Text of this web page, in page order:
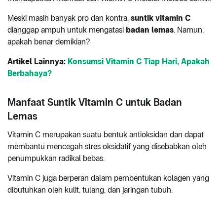
Meski masih banyak pro dan kontra, suntik vitamin C
dianggap ampuh untuk mengatasi badan lemas. Namun,
apakah benar demikian?
Artikel Lainnya: Konsumsi Vitamin C Tiap Hari, Apakah
Berbahaya?
Manfaat Suntik Vitamin C untuk Badan
Lemas
Vitamin C merupakan suatu bentuk antioksidan dan dapat
membantu mencegah stres oksidatif yang disebabkan oleh
penumpukkan radikal bebas.
Vitamin C juga berperan dalam pembentukan kolagen yang
dibutuhkan oleh kulit, tulang, dan jaringan tubuh.